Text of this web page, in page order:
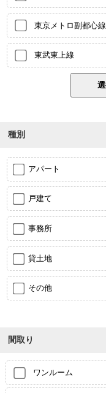
東京メトロ副都心線
東武東上線
種別
アパート
戸建て
事務所
貸土地
その他
間取り
ワンルーム